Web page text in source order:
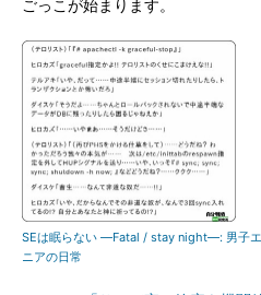
ごっこが始まります。
SEは眠らない ―Fatal / stay night―: 男子
ニアの日常